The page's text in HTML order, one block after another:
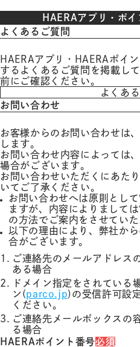
HAERAアプリ・ポイ
よくあるご質問
HAERAアプリ・HAERAポイ
するよくあるご質問を掲載し
前にご確認ください。
よくあ
お問い合わせ
お客様からのお問い合わせは
します。
お問い合わせ内容によっては
場合がございます。
お問い合わせいただくにあた
いてご了承ください。
お問い合わせへは原則とし
ますが、内容によりまして
の方法でご案内をさせてい
以下の理由により、弊社か
合がございます。
ご連絡先のメールアドレス
ある場合
ドメイン指定をされている
ン(parco.jp)の受信許可設
ください。
ご連絡先メールボックスの
る場合
HAERAポイント番号必須